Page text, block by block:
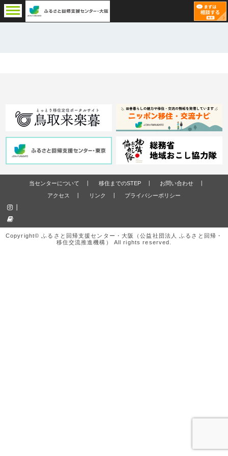
当センターについて 移住までのSTEP
お問い合わせ
アクセス
リンク プライバシーポリシー
Copyright© ふるさと回帰支援センター・大阪（公益社団法人 ふるさと回帰・
移住交流推進機構） All rights reserved.